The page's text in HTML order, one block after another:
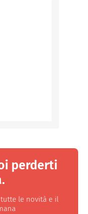
perderti
le novità e il